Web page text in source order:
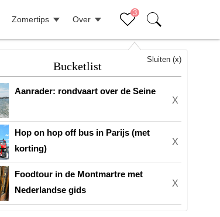
3
Zomertips Over
Bucketlist
Sluiten (x)
Aanrader: rondvaart over de Seine
X
Hop on hop off bus in Parijs (met
korting)
X
Foodtour in de Montmartre met
Nederlandse gids
X